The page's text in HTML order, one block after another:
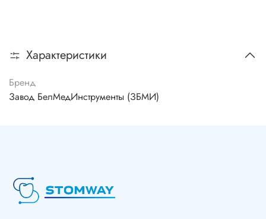
Характеристики
Бренд
Завод БелМедИнструменты (ЗБМИ)